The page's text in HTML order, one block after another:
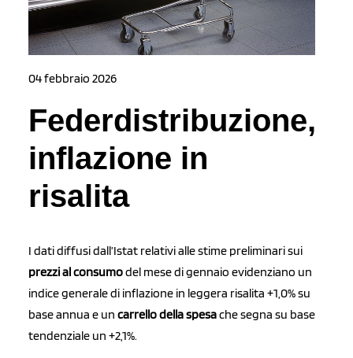
04 febbraio 2026
Federdistribuzione,
inflazione in
risalita
I dati diffusi dall’Istat relativi alle stime preliminari sui
prezzi al consumodel mese di gennaio evidenziano un
indice generale di inflazione in leggera risalita +1,0% su
base annua e un carrello della spesache segna su base
tendenziale un +2,1%.